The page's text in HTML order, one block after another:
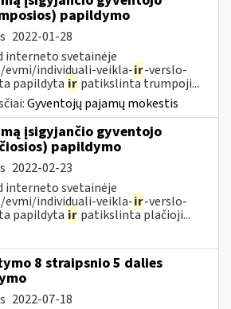
papildymo
2022-01-28
interneto svetainėje
individuali-veikla-ir-verslo-
papildyta ir patikslinta trumpoji...
Gyventojų pajamų mokestis
įsigyjančio gyventojo
papildymo
2022-02-23
interneto svetainėje
individuali-veikla-ir-verslo-
papildyta ir patikslinta plačioji...
8 straipsnio 5 dalies
2022-07-18